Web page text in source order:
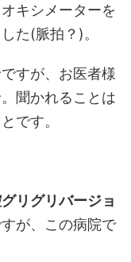
キシメーターを
た(脈拍？)。
すが、お医者様
聞かれることは
です。
リグリバージョ
が、この病院で